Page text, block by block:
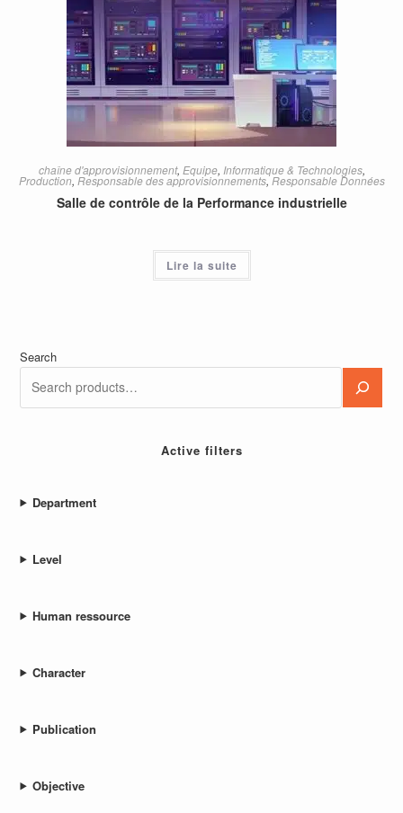
chaîne d'approvisionnement, Equipe, Informatique & Technologies,
Production, Responsable des approvisionnements,Responsable Données
Salle de contrôle de la Performance industrielle
Lire la suite
Search
Active filters
Department
Level
Human ressource
Character
Publication
Objective